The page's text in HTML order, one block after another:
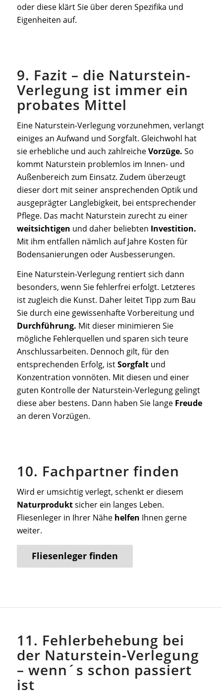
oder diese klärt Sie über deren Spezifika und
Eigenheiten auf.
9. Fazit – die Naturstein-
Verlegung ist immer ein
probates Mittel
Eine Naturstein-Verlegung vorzunehmen, verlangt
einiges an Aufwand und Sorgfalt. Gleichwohl hat
sie erhebliche und auch zahlreicheVorzüge. So
kommt Naturstein problemlos im Innen- und
Außenbereich zum Einsatz. Zudem überzeugt
dieser dort mit seiner ansprechenden Optik und
ausgeprägter Langlebigkeit, bei entsprechender
Pflege. Das macht Naturstein zurecht zu einer
weitsichtigen und daher beliebten Investition.
Mit ihm entfallen nämlich auf Jahre Kosten für
Bodensanierungen oder Ausbesserungen.
Eine Naturstein-Verlegung rentiert sich dann
besonders, wenn Sie fehlerfrei erfolgt. Letzteres
ist zugleich die Kunst. Daher leitet Tipp zum Bau
Sie durch eine gewissenhafte Vorbereitung und
Durchführung. Mit dieser minimieren Sie
mögliche Fehlerquellen und sparen sich teure
Anschlussarbeiten. Dennoch gilt, für den
entsprechenden Erfolg, istSorgfaltund
Konzentration vonnöten. Mit diesen und einer
guten Kontrolle der Naturstein-Verlegung gelingt
diese aber bestens. Dann haben Sie lange Freude
an deren Vorzügen.
10. Fachpartner finden
Wird er umsichtig verlegt, schenkt er diesem
Naturproduktsicher ein langes Leben.
Fliesenleger in Ihrer Nähe helfen Ihnen gerne
weiter.
Fliesenleger finden
11. Fehlerbehebung bei
der Naturstein-Verlegung
– wenn´s schon passiert
ist